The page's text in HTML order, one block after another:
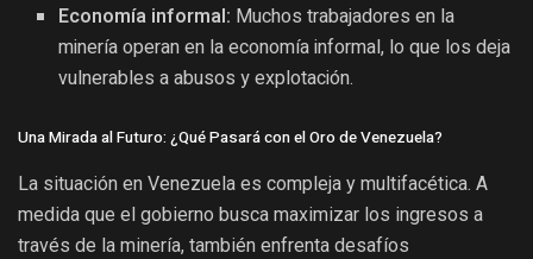
Economía informal: Muchos trabajadores en la
minería operan en la economía informal, lo que los deja
vulnerables a abusos y explotación.
Una Mirada al Futuro: ¿Qué Pasará con el Oro de Venezuela?
La situación en Venezuela es compleja y multifacética. A
medida que el gobierno busca maximizar los ingresos a
través de la minería, también enfrenta desafíos